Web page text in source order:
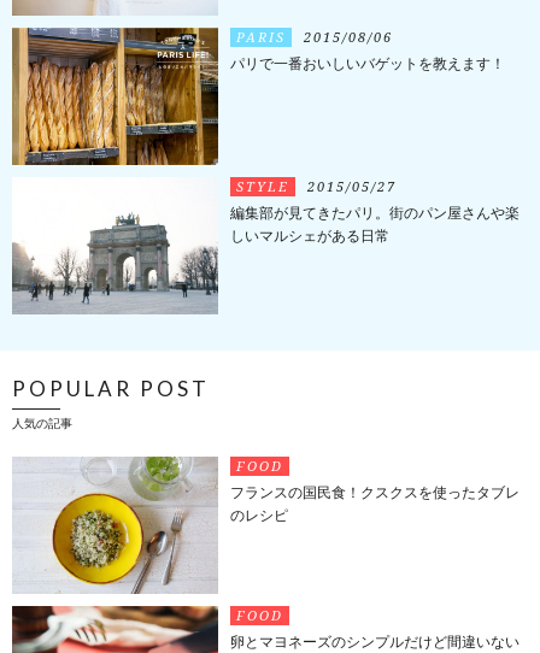
PARIS 2015/08/06
パリで一番おいしいバゲットを教えます！
STYLE 2015/05/27
編集部が見てきたパリ。街のパン屋さんや楽
しいマルシェがある日常
POPULAR POST
人気の記事
FOOD
フランスの国民食！クスクスを使ったタブレ
のレシピ
FOOD
卵とマヨネーズのシンプルだけど間違いない